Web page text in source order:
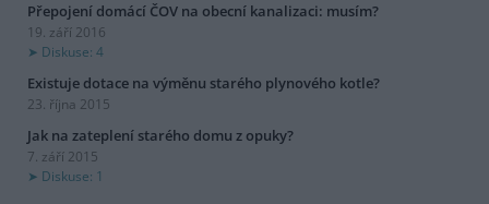
Přepojení domácí ČOV na obecní kanalizaci: musím?
19. září 2016
Diskuse: 4
Existuje dotace na výměnu starého plynového kotle?
23. října 2015
Jak na zateplení starého domu z opuky?
7. září 2015
Diskuse: 1